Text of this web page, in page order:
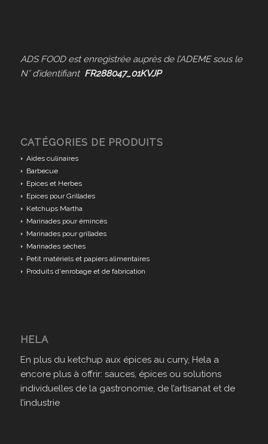
ADS FOOD est enregistrée auprès de l’ADEME sous le
N° d’identifiant FR288047_01KVJP
CATÉGORIES DE PRODUITS
Aides culinaires
Barbecue
Epices et Herbes
Epices pour Grillades
Ketchups Martha
Marinades pour émincés
Marinades pour grillades
Marinades sèches
Petit matériels et papiers alimentaires
Produits d'enrobage et de fabrication
HELA
En plus du ketchup aux épices au curry, Hela a
encore plus à offrir: sauces, épices ou solutions
individuelles de la gastronomie, de l’artisanat et de
l’industrie